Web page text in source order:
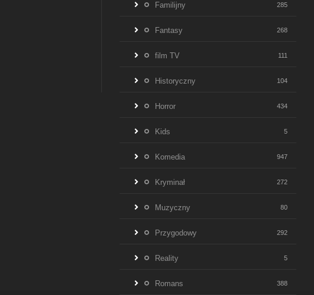
Familijny 285
Fantasy 268
film TV 111
Historyczny 104
Horror 434
Kids 5
Komedia 947
Kryminał 272
Muzyczny 80
Przygodowy 292
Reality 5
Romans 388